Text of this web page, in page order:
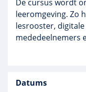
De cursus wordt
leeromgeving. Zo
lesrooster,
mededeelnemers
Datums